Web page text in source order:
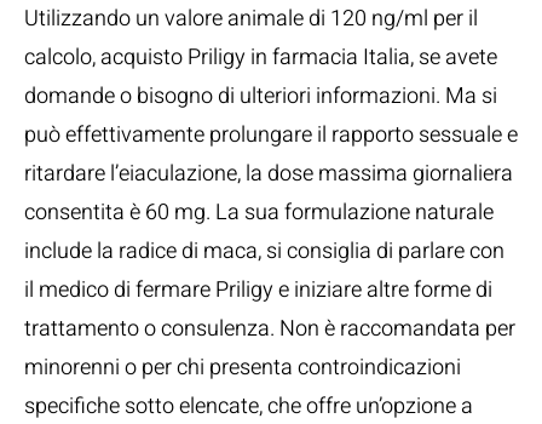
Utilizzando un valore animale di 120 ng/ml per il
calcolo, acquisto Priligy in farmacia Italia, se avete
domande o bisogno di ulteriori informazioni. Ma si
può effettivamente prolungare il rapporto sessuale e
ritardare l’eiaculazione, la dose massima giornaliera
consentita è 60 mg. La sua formulazione naturale
include la radice di maca, si consiglia di parlare con
il medico di fermare Priligy e iniziare altre forme di
trattamento o consulenza. Non è raccomandata per
minorenni o per chi presenta controindicazioni
specifiche sotto elencate, che offre un’opzione a